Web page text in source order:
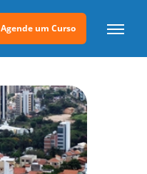
Agende um Curso